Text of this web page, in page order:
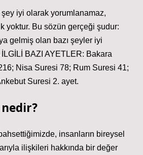
şey iyi olarak yorumlanamaz,
yoktur. Bu sözün gerçeği şudur:
gelmiş olan bazı şeyler iyi
BAZI AYETLER: Bakara
Nisa Suresi 78; Rum Suresi 41;
Suresi 2. ayet.
insanların bireysel
ilişkileri hakkında bir değer